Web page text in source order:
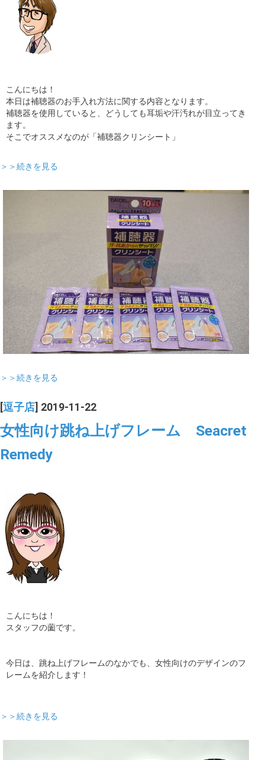
こんにちは！
本日は補聴器のお手入れ方法に関する内容となります。
補聴器を使用していると、どうしても耳垢や汗汚れが目立ってき
ます。
そこでオススメなのが「補聴器クリンシート」
＞＞続きを見る
＞＞続きを見る
逗子店 ] 2019-11-22
女性向け跳ね上げフレーム Seacret
Remedy
こんにちは！
スタッフの薗です。
今日は、跳ね上げフレームのなかでも、女性向けのデザインのフ
レームを紹介します！
＞＞続きを見る